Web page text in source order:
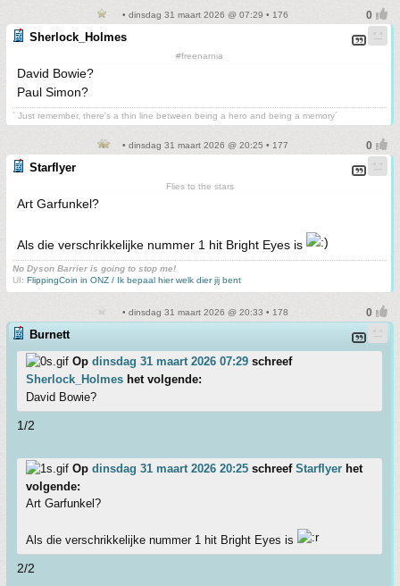
• dinsdag 31 maart 2026 @ 07:29 • 176
Sherlock_Holmes
#freenarnia
David Bowie?
Paul Simon?
´ Just remember, there's a thin line between being a hero and being a memory´
• dinsdag 31 maart 2026 @ 20:25 • 177
Starflyer
Flies to the stars
Art Garfunkel?
Als die verschrikkelijke nummer 1 hit Bright Eyes is
No Dyson Barrier is going to stop me!
UI: FlippingCoin in ONZ / Ik bepaal hier welk dier jij bent
• dinsdag 31 maart 2026 @ 20:33 • 178
Burnett
Op dinsdag 31 maart 2026 07:29 schreef
Sherlock_Holmes het volgende:
David Bowie?
1/2
Op dinsdag 31 maart 2026 20:25 schreef Starflyer het
volgende:
Art Garfunkel?
Als die verschrikkelijke nummer 1 hit Bright Eyes is
2/2